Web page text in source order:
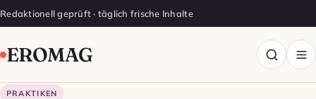
Redaktionell geprüft · täglich frische Inhalte
EROMAG
PRAKTIKEN